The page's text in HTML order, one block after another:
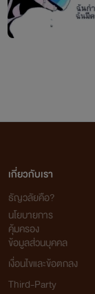
เกี่ยวกับเรา
ธัญวลัยคือ?
นโยบายการ
คุ้มครอง
ข้อมูลส่วนบุคคล
เงื่อนไขและข้อตกลง
Third-Party